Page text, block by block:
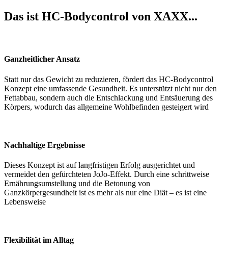
Das ist HC-Bodycontrol von XAXX...
Ganzheitlicher Ansatz
Statt nur das Gewicht zu reduzieren, fördert das HC-Bodycontrol
Konzept eine umfassende Gesundheit. Es unterstützt nicht nur den
Fettabbau, sondern auch die Entschlackung und Entsäuerung des
Körpers, wodurch das allgemeine Wohlbefinden gesteigert wird
Nachhaltige Ergebnisse
Dieses Konzept ist auf langfristigen Erfolg ausgerichtet und
vermeidet den gefürchteten JoJo-Effekt. Durch eine schrittweise
Ernährungsumstellung und die Betonung von
Ganzkörpergesundheit ist es mehr als nur eine Diät – es ist eine
Lebensweise
Flexibilität im Alltag